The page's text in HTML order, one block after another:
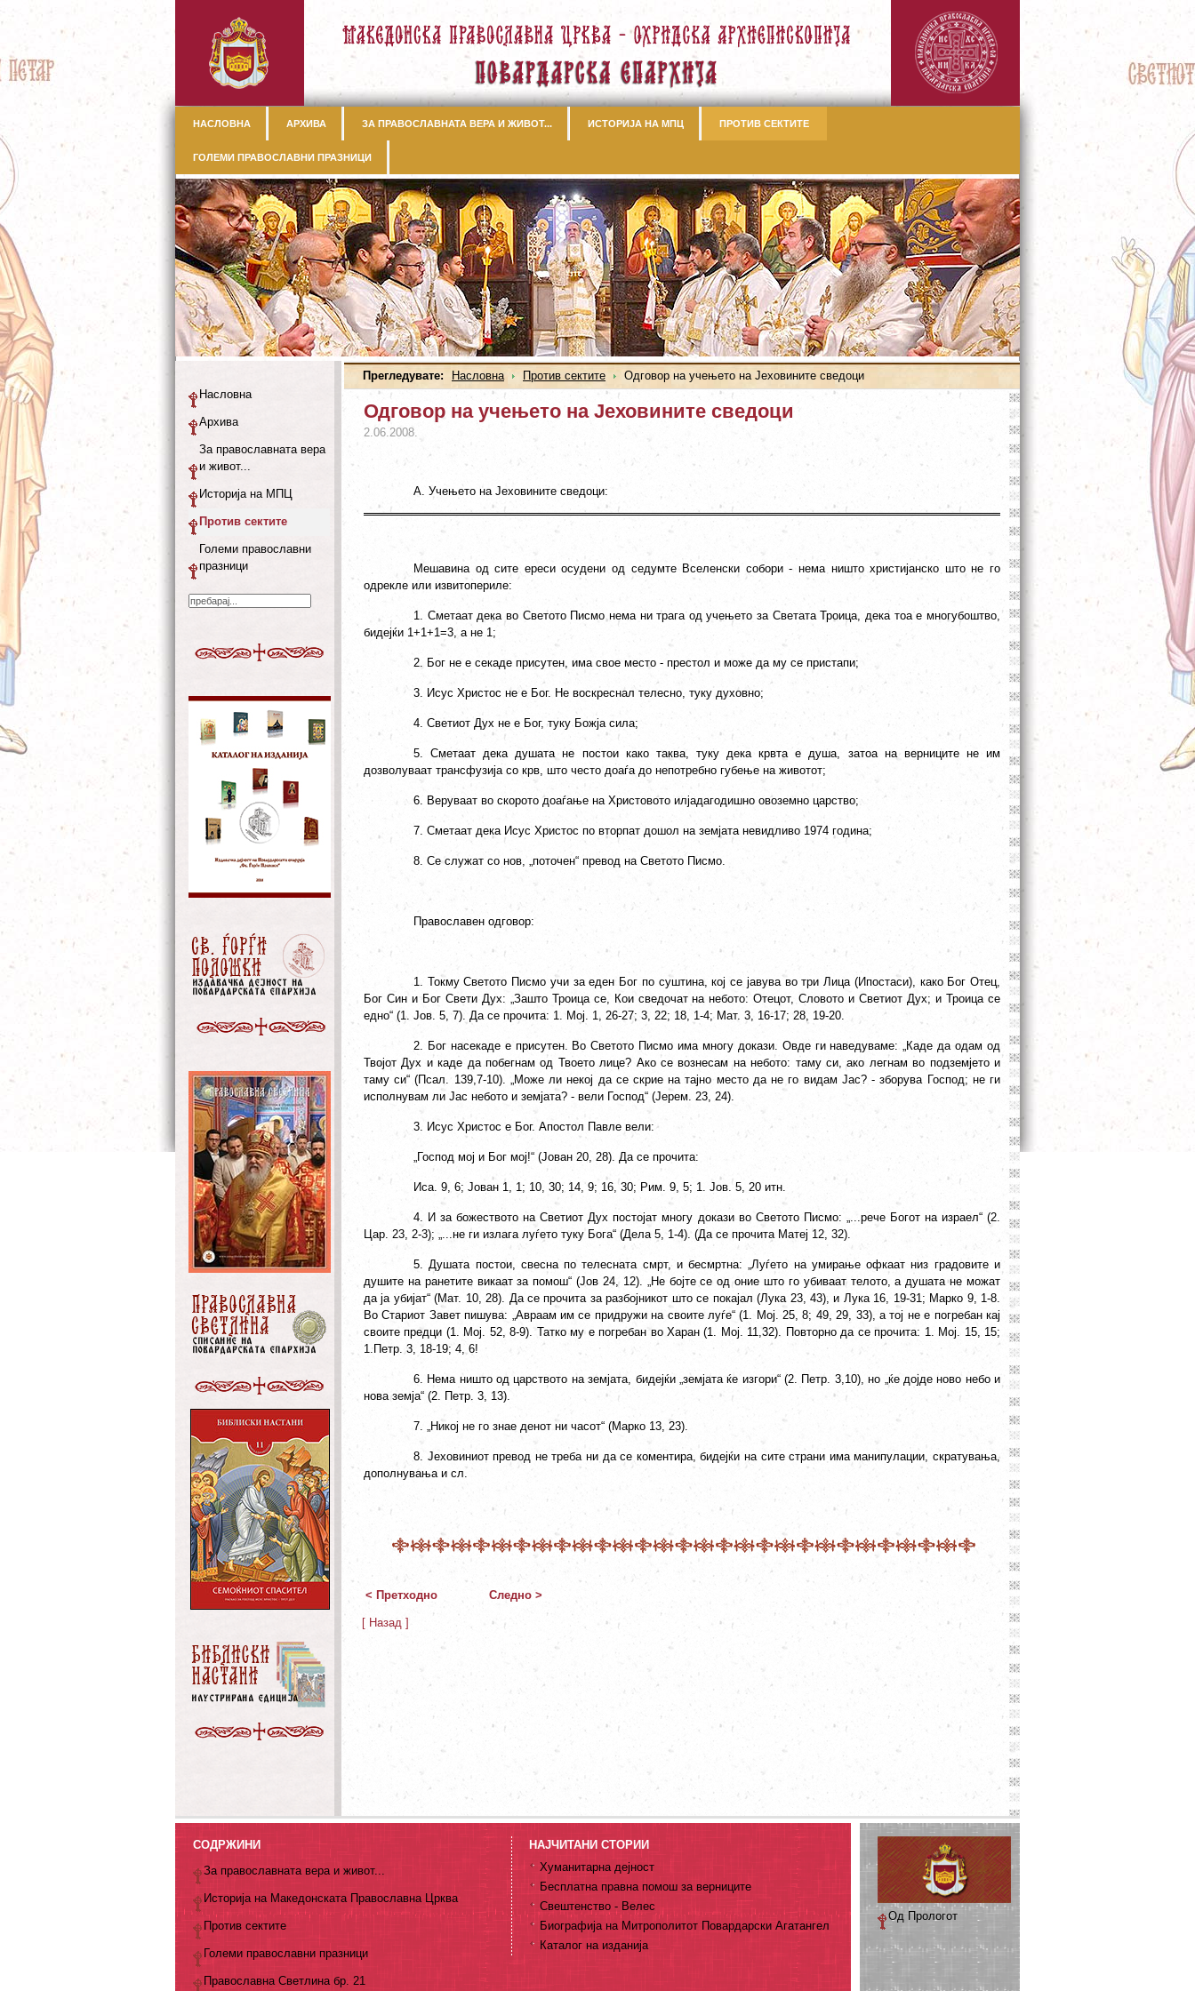
НАСЛОВНА АРХИВА ЗА ПРАВОСЛАВНАТА ВЕРА И ЖИВОТ... ИСТОРИЈА НА МПЦ ПРОТИВ СЕКТИТЕ
ГОЛЕМИ ПРАВОСЛАВНИ ПРАЗНИЦИ
Прегледувате: Насловна Против сектите Одговор на учењето на Јеховините сведоци
Одговор на учењето на Јеховините сведоци
2.06.2008.
А. Учењето на Јеховините сведоци:
Мешавина од сите ереси осудени од седумте Вселенски собори - нема ништо христијанско што не го
одрекле или извитопериле:
1. Сметаат дека во Светото Писмо нема ни трага од учењето за Светата Троица, дека тоа е многубоштво,
бидејќи 1+1+1=3, а не 1;
2. Бог не е секаде присутен, има свое место - престол и може да му се пристапи;
3. Исус Христос не е Бог. Не воскреснал телесно, туку духовно;
4. Светиот Дух не е Бог, туку Божја сила;
5. Сметаат дека душата не постои како таква, туку дека крвта е душа, затоа на верниците не им
дозволуваат трансфузија со крв, што често доаѓа до непотребно губење на животот;
6. Веруваат во скорото доаѓање на Христовото илјадагодишно овоземно царство;
7. Сметаат дека Исус Христос по вторпат дошол на земјата невидливо 1974 година;
8. Се служат со нов, „поточен“ превод на Светото Писмо.
Православен одговор:
1. Токму Светото Писмо учи за еден Бог по суштина, кој се јавува во три Лица (Ипостаси), како Бог Отец,
Бог Син и Бог Свети Дух: „Зашто Троица се, Кои сведочат на небото: Отецот, Словото и Светиот Дух; и Троица се
едно“ (1. Јов. 5, 7). Да се прочита: 1. Мој. 1, 26-27; 3, 22; 18, 1-4; Мат. 3, 16-17; 28, 19-20.
2. Бог насекаде е присутен. Во Светото Писмо има многу докази. Овде ги наведуваме: „Каде да одам од
Твојот Дух и каде да побегнам од Твоето лице? Ако се вознесам на небото: таму си, ако легнам во подземјето и
таму си“ (Псал. 139,7-10). „Може ли некој да се скрие на тајно место да не го видам Јас? - зборува Господ; не ги
исполнувам ли Јас небото и земјата? - вели Господ“ (Јерем. 23, 24).
3. Исус Христос е Бог. Апостол Павле вели:
„Господ мој и Бог мој!“ (Јован 20, 28). Да се прочита:
Иса. 9, 6; Јован 1, 1; 10, 30; 14, 9; 16, 30; Рим. 9, 5; 1. Јов. 5, 20 итн.
4. И за божеството на Светиот Дух постојат многу докази во Светото Писмо: „...рече Богот на израел“ (2.
Цар. 23, 2-3); „...не ги излага луѓето туку Бога“ (Дела 5, 1-4). (Да се прочита Матеј 12, 32).
5. Душата постои, свесна по телесната смрт, и бесмртна: „Луѓето на умирање офкаат низ градовите и
душите на ранетите викаат за помош“ (Јов 24, 12). „Не бојте се од оние што го убиваат телото, а душата не можат
да ја убијат“ (Мат. 10, 28). Да се прочита за разбојникот што се покајал (Лука 23, 43), и Лука 16, 19-31; Марко 9, 1-8.
Во Стариот Завет пишува: „Авраам им се придружи на своите луѓе“ (1. Мој. 25, 8; 49, 29, 33), а тој не е погребан кај
своите предци (1. Мој. 52, 8-9). Татко му е погребан во Харан (1. Мој. 11,32). Повторно да се прочита: 1. Мој. 15, 15;
1.Петр. 3, 18-19; 4, 6!
6. Нема ништо од царството на земјата, бидејќи „земјата ќе изгори“ (2. Петр. 3,10), но „ќе дојде ново небо и
нова земја“ (2. Петр. 3, 13).
7. „Никој не го знае денот ни часот“ (Марко 13, 23).
8. Јеховиниот превод не треба ни да се коментира, бидејќи на сите страни има манипулации, скратувања,
дополнувања и сл.
< Претходно Следно >
[ Назад ]
Насловна
Архива
За православната вера
и живот...
Историја на МПЦ
Против сектите
Големи православни
празници
СОДРЖИНИ
За православната вера и живот...
Историја на Македонската Православна Црква
Против сектите
Големи православни празници
Православна Светлина бр. 21
НАЈЧИТАНИ СТОРИИ
Хуманитарна дејност
Бесплатна правна помош за верниците
Свештенство - Велес
Биографија на Митрополитот Повардарски Агатангел
Каталог на изданија
Од Прологот